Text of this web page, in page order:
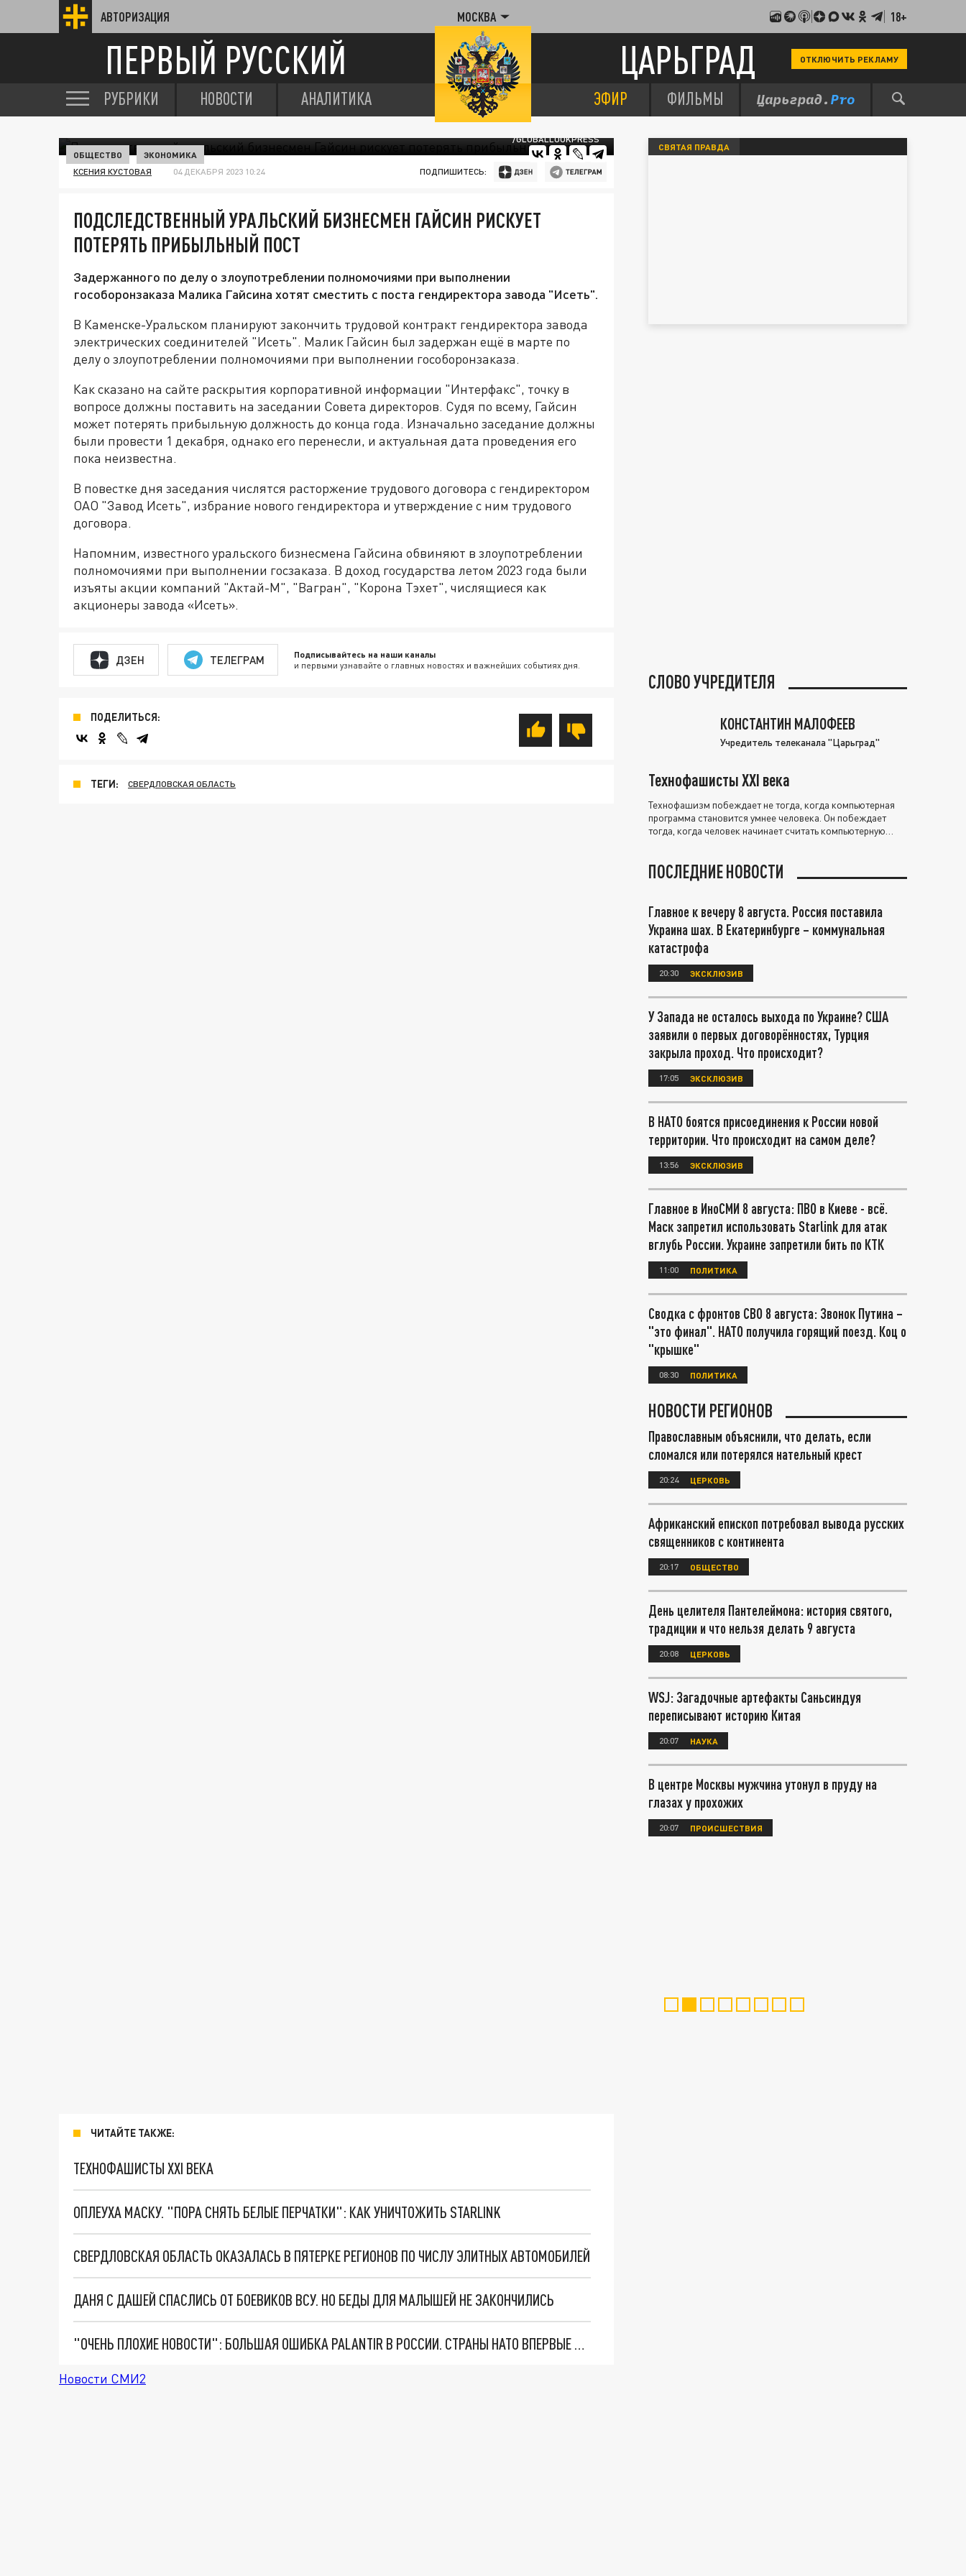
АВТОРИЗАЦИЯ МОСКВА 18+
ПЕРВЫЙ РУССКИЙ ЦАРЬГРАД ОТКЛЮЧИТЬ РЕКЛАМУ
РУБРИКИ НОВОСТИ АНАЛИТИКА ЭФИР ФИЛЬМЫ
/GLOBALLOOKPRESS
ОБЩЕСТВО ЭКОНОМИКА
КСЕНИЯ КУСТОВАЯ 04 ДЕКАБРЯ 2023 10:24 ПОДПИШИТЕСЬ:
ПОДСЛЕДСТВЕННЫЙ УРАЛЬСКИЙ БИЗНЕСМЕН ГАЙСИН РИСКУЕТ
ПОТЕРЯТЬ ПРИБЫЛЬНЫЙ ПОСТ
Задержанного по делу о злоупотреблении полномочиями при выполнении
гособоронзаказа Малика Гайсина хотят сместить с поста гендиректора завода "Исеть".
В Каменске-Уральском планируют закончить трудовой контракт гендиректора завода
электрических соединителей "Исеть". Малик Гайсин был задержан ещё в марте по
делу о злоупотреблении полномочиями при выполнении гособоронзаказа.
Как сказано на сайте раскрытия корпоративной информации "Интерфакс", точку в
вопросе должны поставить на заседании Совета директоров. Судя по всему, Гайсин
может потерять прибыльную должность до конца года. Изначально заседание должны
были провести 1 декабря, однако его перенесли, и актуальная дата проведения его
пока неизвестна.
В повестке дня заседания числятся расторжение трудового договора с гендиректором
ОАО "Завод Исеть", избрание нового гендиректора и утверждение с ним трудового
договора.
Напомним, известного уральского бизнесмена Гайсина обвиняют в злоупотреблении
полномочиями при выполнении госзаказа. В доход государства летом 2023 года были
изъяты акции компаний "Актай-М", "Вагран", "Корона Тэхет", числящиеся как
акционеры завода «Исеть».
ДЗЕН ТЕЛЕГРАМ Подписывайтесь на наши каналы
и первыми узнавайте о главных новостях и важнейших событиях дня.
ПОДЕЛИТЬСЯ:
ТЕГИ: СВЕРДЛОВСКАЯ ОБЛАСТЬ
ЧИТАЙТЕ ТАКЖЕ:
ТЕХНОФАШИСТЫ XXI ВЕКА
ОПЛЕУХА МАСКУ. "ПОРА СНЯТЬ БЕЛЫЕ ПЕРЧАТКИ": КАК УНИЧТОЖИТЬ STARLINK
СВЕРДЛОВСКАЯ ОБЛАСТЬ ОКАЗАЛАСЬ В ПЯТЕРКЕ РЕГИОНОВ ПО ЧИСЛУ ЭЛИТНЫХ АВТОМОБИЛЕЙ
ДАНЯ С ДАШЕЙ СПАСЛИСЬ ОТ БОЕВИКОВ ВСУ. НО БЕДЫ ДЛЯ МАЛЫШЕЙ НЕ ЗАКОНЧИЛИСЬ
"ОЧЕНЬ ПЛОХИЕ НОВОСТИ": БОЛЬШАЯ ОШИБКА PALANTIR В РОССИИ. СТРАНЫ НАТО ВПЕРВЫЕ ЗА СВО ОСТАНОВИЛИ ПОСТАВКИ ОРУЖИЯ. ВСУ ТЕРЯЮТ ПРИГРАНИЧЬЕ?
Новости СМИ2
СВЯТАЯ ПРАВДА
СЛОВО УЧРЕДИТЕЛЯ
КОНСТАНТИН МАЛОФЕЕВ
Учредитель телеканала "Царьград"
Технофашисты XXI века
Технофашизм побеждает не тогда, когда компьютерная
программа становится умнее человека. Он побеждает
тогда, когда человек начинает считать компьютерную
ПОСЛЕДНИЕ НОВОСТИ
Главное к вечеру 8 августа. Россия поставила
Украина шах. В Екатеринбурге – коммунальная
катастрофа
20:30 ЭКСКЛЮЗИВ
У Запада не осталось выхода по Украине? США
заявили о первых договорённостях, Турция
закрыла проход. Что происходит?
17:05 ЭКСКЛЮЗИВ
В НАТО боятся присоединения к России новой
территории. Что происходит на самом деле?
13:56 ЭКСКЛЮЗИВ
Главное в ИноСМИ 8 августа: ПВО в Киеве - всё.
Маск запретил использовать Starlink для атак
вглубь России. Украине запретили бить по КТК
11:00 ПОЛИТИКА
Сводка с фронтов СВО 8 августа: Звонок Путина –
"это финал". НАТО получила горящий поезд. Коц о
"крышке"
08:30 ПОЛИТИКА
НОВОСТИ РЕГИОНОВ
Православным объяснили, что делать, если
сломался или потерялся нательный крест
20:24 ЦЕРКОВЬ
Африканский епископ потребовал вывода русских
священников с континента
20:17 ОБЩЕСТВО
День целителя Пантелеймона: история святого,
традиции и что нельзя делать 9 августа
20:08 ЦЕРКОВЬ
WSJ: Загадочные артефакты Саньсиндуя
переписывают историю Китая
20:07 НАУКА
В центре Москвы мужчина утонул в пруду на
глазах у прохожих
20:07 ПРОИСШЕСТВИЯ